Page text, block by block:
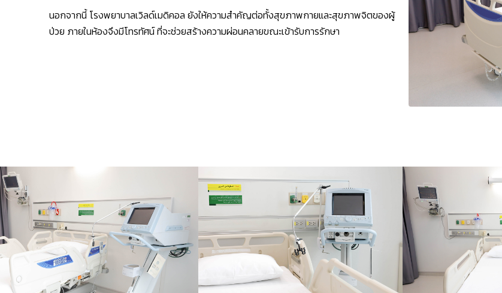
นอกจากนี้ โรงพยาบาลเวิลด์เมดิคอล ยังให้ความสำคัญต่อทั้งสุขภาพกายและสุขภาพจิตของผู้
ป่วย ภายในห้องจึงมีโทรทัศน์ ที่จะช่วยสร้างความผ่อนคลายขณะเข้ารับการรักษา